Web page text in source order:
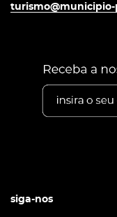
siga-nos